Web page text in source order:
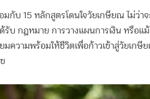
กับ 15 หลักสูตรโดนใจวัยเกษียณ ไม่ว่าจ
รับ กฎหมาย การวางแผนการเงิน หรือแ
มความพร้อมให้ชีวิตเพื่อก้าวเข้าสู่วัยเก